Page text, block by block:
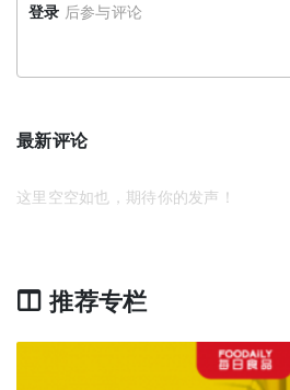
登录 后参与评论
最新评论
这里空空如也，期待你的发声！
推荐专栏